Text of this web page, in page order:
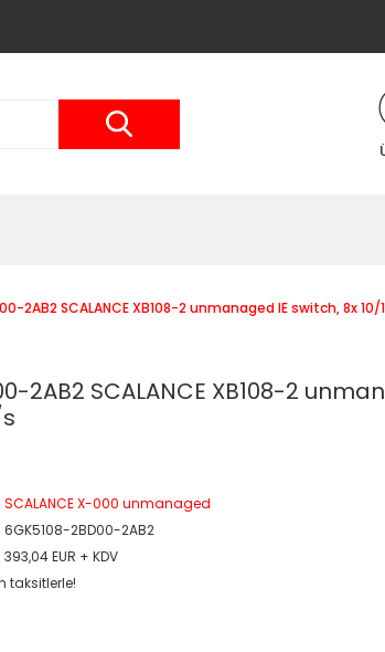
2AB2 SCALANCE XB108-2 unmanaged IE switch, 8x
2AB2 SCALANCE XB108-2
SCALANCE X-000 unmanaged
6GK5108-2BD00-2AB2
393,04 EUR + KDV
taksitlerle!